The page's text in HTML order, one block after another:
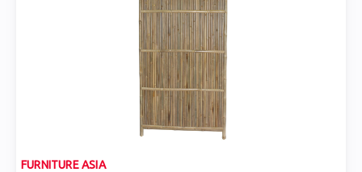
FURNITURE ASIA